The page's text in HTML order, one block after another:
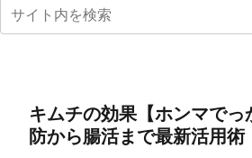
キムチの効果【ホンマでっ
防から腸活まで最新活用術